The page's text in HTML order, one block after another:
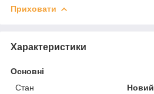
Приховати
Характеристики
Основні
Стан
Новий